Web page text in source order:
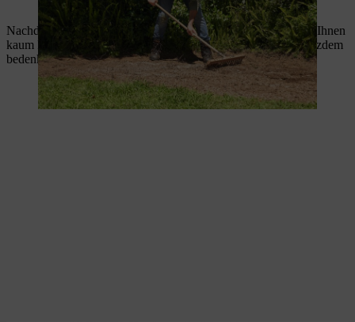
Nachdem Sie Ihre Wildblumenwiese angelegt haben, wird sie Ihnen
kaum Pflegeaufwand bereiten – ein paar Dinge sollten Sie trotzdem
bedenken.